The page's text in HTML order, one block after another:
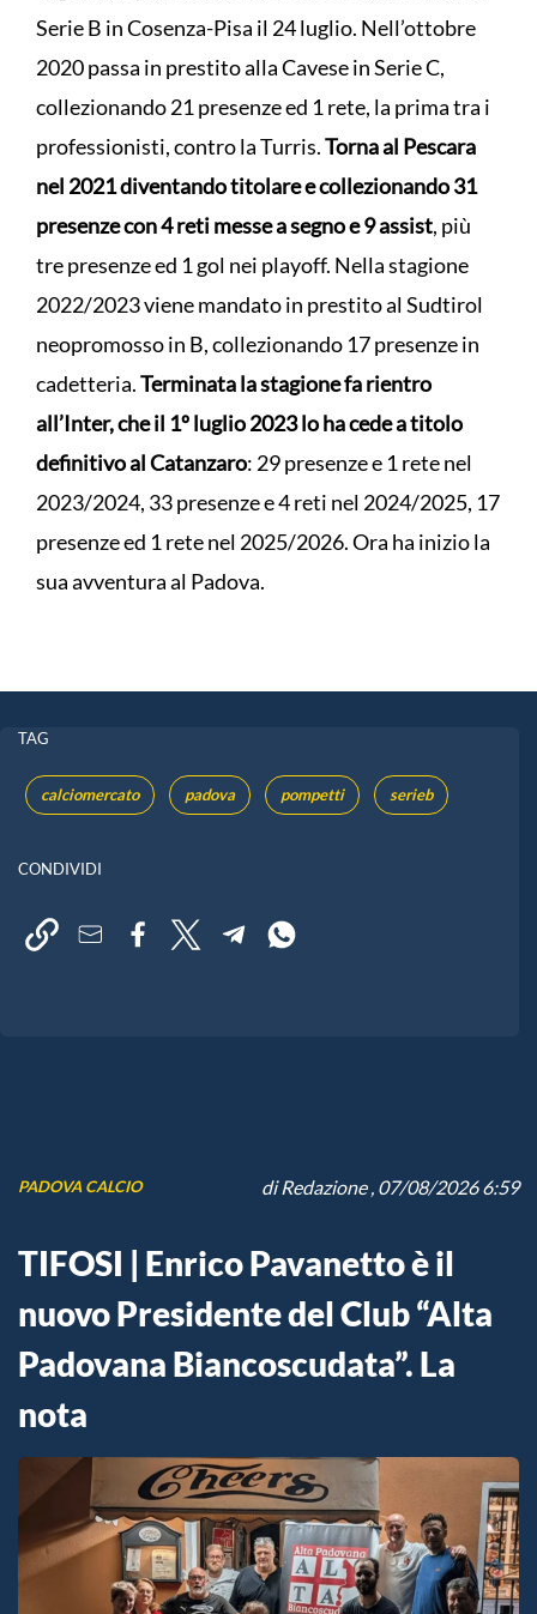
Serie B in Cosenza-Pisa il 24 luglio. Nell’ottobre
2020 passa in prestito alla Cavese in Serie C,
collezionando 21 presenze ed 1 rete, la prima tra i
professionisti, contro la Turris.Torna al Pescara
nel 2021 diventando titolare e collezionando 31
presenze con 4 reti messe a segno e 9 assist, più
tre presenze ed 1 gol nei playoff. Nella stagione
2022/2023 viene mandato in prestito al Sudtirol
neopromosso in B, collezionando 17 presenze in
cadetteria.Terminata la stagione fa rientro
all’Inter, che il 1º luglio 2023 lo ha cede a titolo
definitivo al Catanzaro: 29 presenze e 1 rete nel
2023/2024, 33 presenze e 4 reti nel 2024/2025, 17
presenze ed 1 rete nel 2025/2026. Ora ha inizio la
sua avventura al Padova.
TAG
calciomercato padova pompetti serieb
CONDIVIDI
PADOVA CALCIO diRedazione, 07/08/2026 6:59
TIFOSI | Enrico Pavanetto è il
nuovo Presidente del Club “Alta
Padovana Biancoscudata”. La
nota